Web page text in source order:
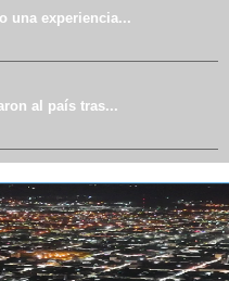
una experiencia...
al país tras...